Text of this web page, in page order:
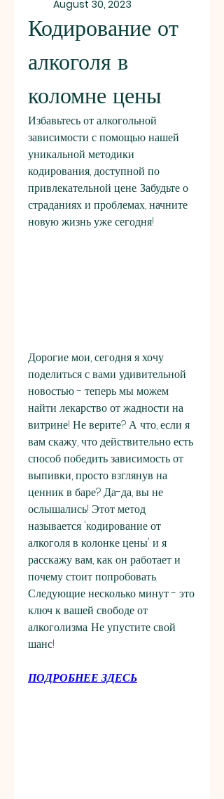
August 30, 2023
Кодирование от
алкоголя в
коломне цены
Избавьтесь от алкогольной
зависимости с помощью нашей
уникальной методики
кодирования, доступной по
привлекательной цене. Забудьте о
страданиях и проблемах, начните
новую жизнь уже сегодня!
Дорогие мои, сегодня я хочу
поделиться с вами удивительной
новостью - теперь мы можем
найти лекарство от жадности на
витрине! Не верите? А что, если я
вам скажу, что действительно есть
способ победить зависимость от
выпивки, просто взглянув на
ценник в баре? Да-да, вы не
ослышались! Этот метод
называется 'кодирование от
алкоголя в колонке цены' и я
расскажу вам, как он работает и
почему стоит попробовать.
Следующие несколько минут - это
ключ к вашей свободе от
алкоголизма. Не упустите свой
шанс!
ПОДРОБНЕЕ ЗДЕСЬ